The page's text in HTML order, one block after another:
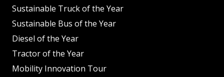
Sustainable Truck of the Year
Sustainable Bus of the Year
Diesel of the Year
Tractor of the Year
Mobility Innovation Tour